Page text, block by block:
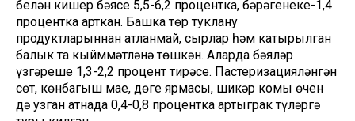
белән кишер бәясе 5,5-6,2 процентка, бәрәңгенеке-1,4
процентка арткан. Башка төр туклану
продуктларыннан атланмай, сырлар һәм катырылган
балык та кыйммәтләнә төшкән. Аларда бәяләр
үзгәреше 1,3-2,2 процент тирәсе. Пастеризацияләнгән
сөт, көнбагыш мае, дөге ярмасы, шикәр комы өчен
дә узган атнада 0,4-0,8 процентка артыграк түләргә